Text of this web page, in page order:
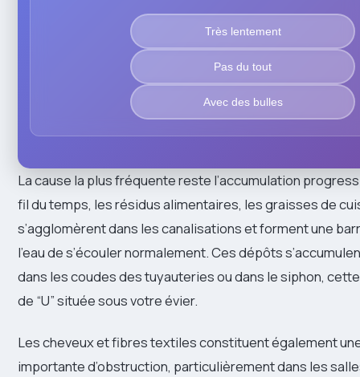
Très lentement
Pas du tout
Avec des bulles
La cause la plus fréquente reste l’accumulation
fil du temps, les résidus alimentaires, les graisses de
s’agglomèrent dans les canalisations et forment une
l’eau de s’écouler normalement. Ces dépôts
dans les coudes des tuyauteries ou dans le siphon,
de “U” située sous votre évier.
Les cheveux et fibres textiles constituent également
importante d’obstruction, particulièrement dans les